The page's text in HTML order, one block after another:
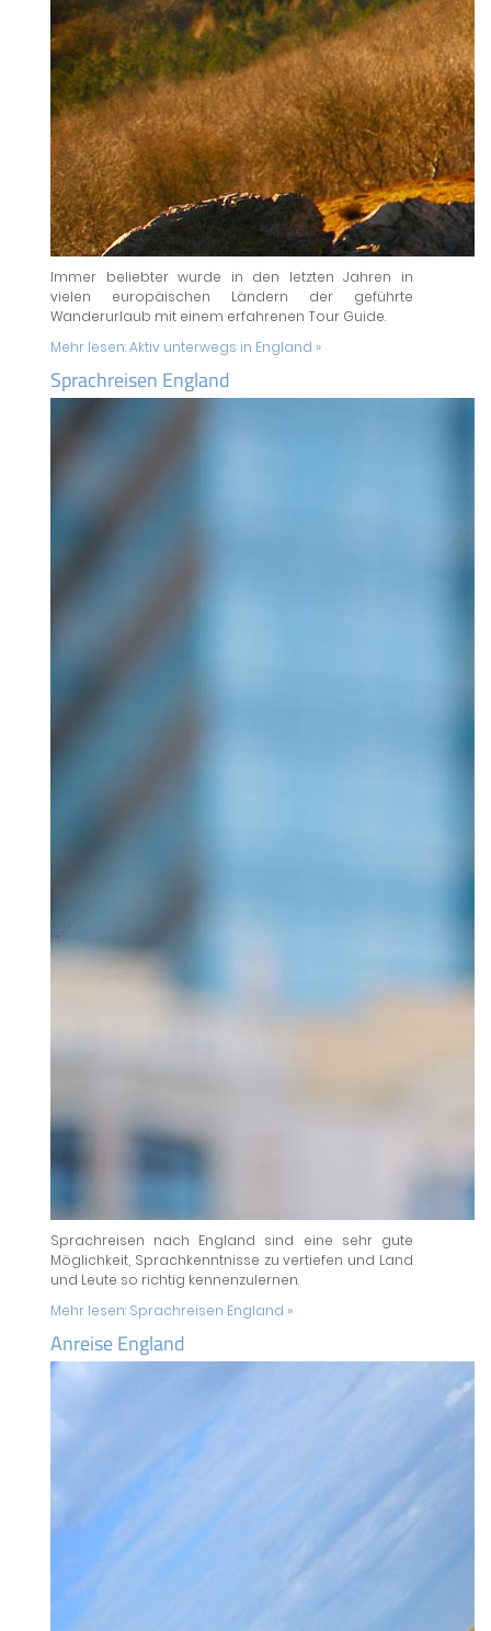
Immer beliebter wurde in den letzten Jahren in
vielen europäischen Ländern der geführte
Wanderurlaub mit einem erfahrenen Tour Guide.
Mehr lesen:Aktiv unterwegs in England »
Sprachreisen England
Sprachreisen nach England sind eine sehr gute
Möglichkeit, Sprachkenntnisse zu vertiefen und Land
und Leute so richtig kennenzulernen.
Mehr lesen: Sprachreisen England »
Anreise England